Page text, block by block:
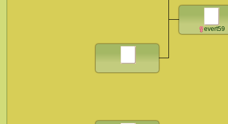
evert59